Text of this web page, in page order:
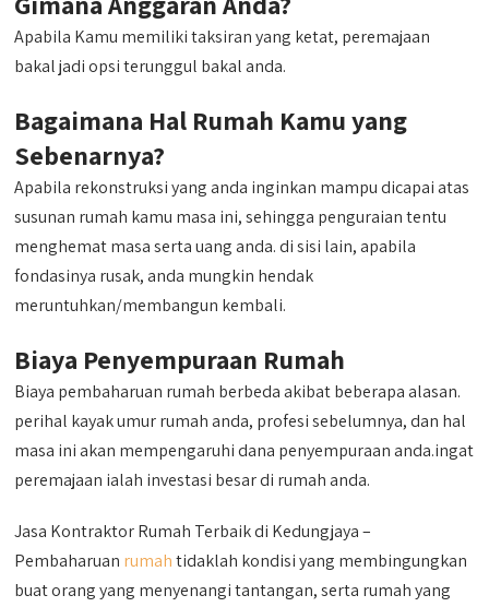
Apabila Kamu memiliki taksiran yang ketat, peremajaan
bakal jadi opsi terunggul bakal anda.
Bagaimana Hal Rumah Kamu yang
Sebenarnya?
Apabila rekonstruksi yang anda inginkan mampu dicapai atas
susunan rumah kamu masa ini, sehingga penguraian tentu
menghemat masa serta uang anda. di sisi lain, apabila
fondasinya rusak, anda mungkin hendak
meruntuhkan/membangun kembali.
Biaya Penyempuraan Rumah
Biaya pembaharuan rumah berbeda akibat beberapa alasan.
perihal kayak umur rumah anda, profesi sebelumnya, dan hal
masa ini akan mempengaruhi dana penyempuraan anda.ingat
peremajaan ialah investasi besar di rumah anda.
Jasa Kontraktor Rumah Terbaik di Kedungjaya –
Pembaharuan rumahtidaklah kondisi yang membingungkan
buat orang yang menyenangi tantangan, serta rumah yang